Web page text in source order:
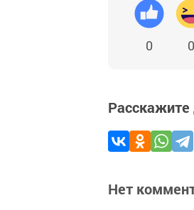
0 0
Нет